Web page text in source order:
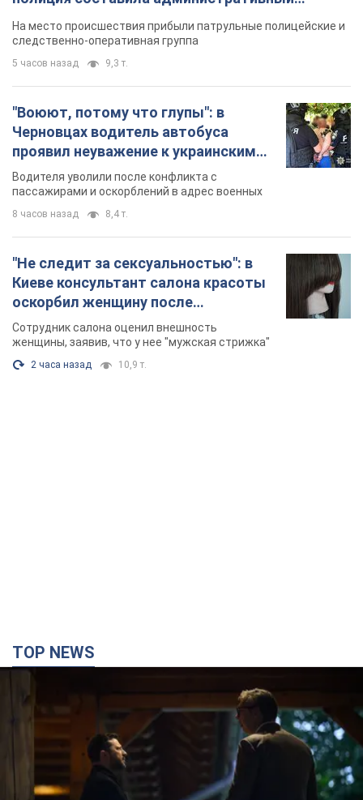
военным и поплатился за это.
Видео
пассажирами и оскорблений в адрес военных
"Не следит за сексуальностью": в
Киеве консультант салона красоты
оскорбил женщину после
химиотерапии, разгорелся скандал.
Фото
женщины, заявив, что у нее "мужская стрижка"
Зеленский впервые прибыл в Сербию:
запланирована встреча с Вучичем и не только.
Видео
Это первый визит главы государства в Белград
час назад